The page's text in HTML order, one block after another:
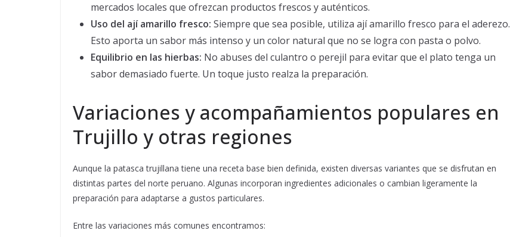
mercados locales que ofrezcan productos frescos y auténticos.
Uso del ají amarillo fresco: Siempre que sea posible, utiliza ají amarillo fresco para el aderezo.
Esto aporta un sabor más intenso y un color natural que no se logra con pasta o polvo.
Equilibrio en las hierbas: No abuses del culantro o perejil para evitar que el plato tenga un
sabor demasiado fuerte. Un toque justo realza la preparación.
Variaciones y acompañamientos populares en
Trujillo y otras regiones
Aunque la patasca trujillana tiene una receta base bien definida, existen diversas variantes que se disfrutan en
distintas partes del norte peruano. Algunas incorporan ingredientes adicionales o cambian ligeramente la
preparación para adaptarse a gustos particulares.
Entre las variaciones más comunes encontramos: